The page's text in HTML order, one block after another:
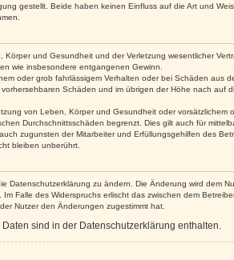
gestellt. Beide haben keinen Einfluss auf die Art und
und Gesundheit und der Verletzung wesentlicher
wie insbesondere entgangenen Gewinn.
oder grob fahrlässigem Verhalten oder bei Schäden
Schäden und im übrigen der Höhe nach
von Leben, Körper und Gesundheit oder
Durchschnittsschäden begrenzt. Dies gilt auch für
zugunsten der Mitarbeiter und Erfüllungsgehilfen des
bleiben unberührt.
zu ändern. Die Änderung wird dem
Falle des Widerspruchs erlischt das zwischen dem
Nutzer den Änderungen zugestimmt hat.
sind in der Datenschutzerklärung enthalten.